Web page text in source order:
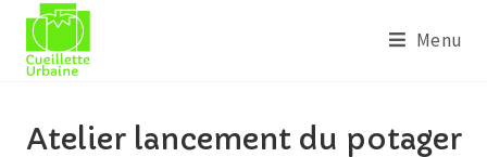
Menu
Atelier lancement du potager